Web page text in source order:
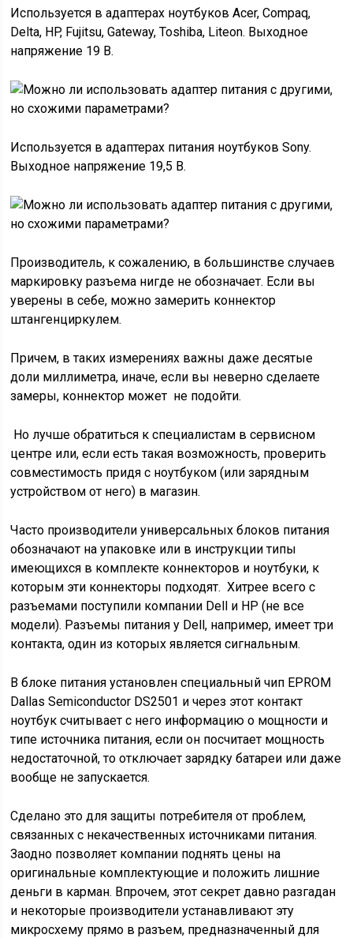
Используется в адаптерах ноутбуков Acer, Compaq,
Delta, HP, Fujitsu, Gateway, Toshiba, Liteon. Выходное
напряжение 19 В.
Используется в адаптерах питания ноутбуков Sony.
Выходное напряжение 19,5 В.
Производитель, к сожалению, в большинстве случаев
маркировку разъема нигде не обозначает. Если вы
уверены в себе, можно замерить коннектор
штангенциркулем.
Причем, в таких измерениях важны даже десятые
доли миллиметра, иначе, если вы неверно сделаете
замеры, коннектор может не подойти.
Но лучше обратиться к специалистам в сервисном
центре или, если есть такая возможность, проверить
совместимость придя с ноутбуком (или зарядным
устройством от него) в магазин.
Часто производители универсальных блоков питания
обозначают на упаковке или в инструкции типы
имеющихся в комплекте коннекторов и ноутбуки, к
которым эти коннекторы подходят. Хитрее всего с
разъемами поступили компании Dell и HP (не все
модели). Разъемы питания у Dell, например, имеет три
контакта, один из которых является сигнальным.
В блоке питания установлен специальный чип EPROM
Dallas Semiconductor DS2501 и через этот контакт
ноутбук считывает с него информацию о мощности и
типе источника питания, если он посчитает мощность
недостаточной, то отключает зарядку батареи или даже
вообще не запускается.
Сделано это для защиты потребителя от проблем,
связанных с некачественных источниками питания.
Заодно позволяет компании поднять цены на
оригинальные комплектующие и положить лишние
деньги в карман. Впрочем, этот секрет давно разгадан
и некоторые производители устанавливают эту
микросхему прямо в разъем, предназначенный для